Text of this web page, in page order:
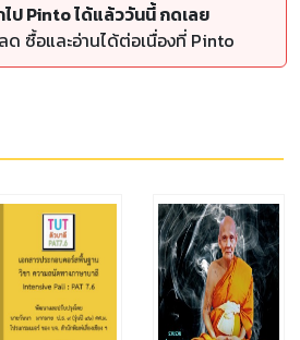
ป Pinto ได้แล้ววันนี้ กดเลย
ซื้อและอ่านได้ต่อเนื่องที่ Pinto